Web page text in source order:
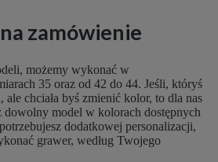
zamówienie
możemy wykonać w
35 oraz od 42 do 44. Jeśli, któryś
ale chciała byś zmienić kolor, to dla nas
dowolny model w kolorach dostępnych
dodatkowej personalizacji,
grawer, według Twojego